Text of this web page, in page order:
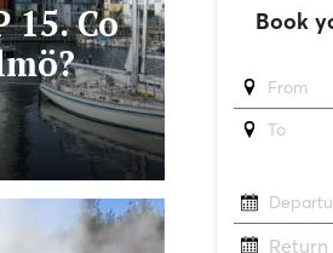
15. Co